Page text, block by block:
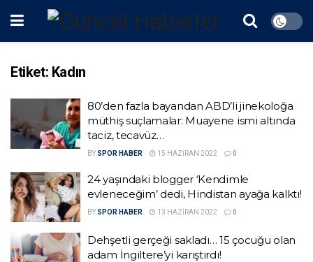
Etiket: Kadın
80’den fazla bayandan ABD’li jinekoloğa
müthiş suçlamalar: Muayene ismi altında
taciz, tecavüz…
BY SPOR HABER 15 HAZIRAN 2022 0
24 yaşındaki blogger ‘Kendimle
evleneceğim’ dedi, Hindistan ayağa kalktı!
BY SPOR HABER 13 HAZIRAN 2022 0
Dehşetli gerçeği sakladı… 15 çocuğu olan
adam İngiltere’yi karıştırdı!